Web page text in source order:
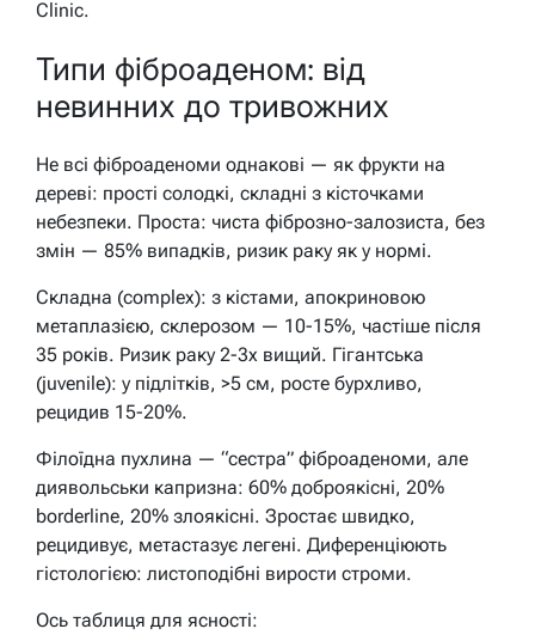
Clinic.
Типи фіброаденом: від
невинних до тривожних
Не всі фіброаденоми однакові — як фрукти на
дереві: прості солодкі, складні з кісточками
небезпеки. Проста: чиста фіброзно-залозиста, без
змін — 85% випадків, ризик раку як у нормі.
Складна (complex): з кістами, апокриновою
метаплазією, склерозом — 10-15%, частіше після
35 років. Ризик раку 2-3x вищий. Гігантська
(juvenile): у підлітків, >5 см, росте бурхливо,
рецидив 15-20%.
Філоїдна пухлина — “сестра” фіброаденоми, але
диявольськи капризна: 60% доброякісні, 20%
borderline, 20% злоякісні. Зростає швидко,
рецидивує, метастазує легені. Диференціюють
гістологією: листоподібні вирости строми.
Ось таблиця для ясності: